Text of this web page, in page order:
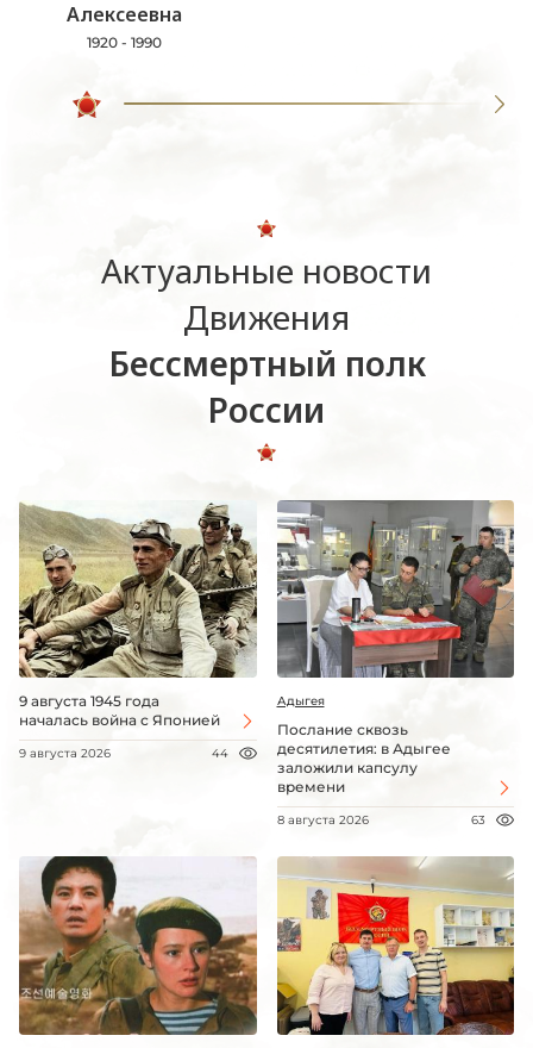
Алексеевна
1920 - 1990
Актуальные новости
Движения
Бессмертный полк
России
9 августа 1945 года
началась война с Японией
9 августа 2026 44
Адыгея
Послание сквозь
десятилетия: в Адыгее
заложили капсулу
времени
8 августа 2026 63